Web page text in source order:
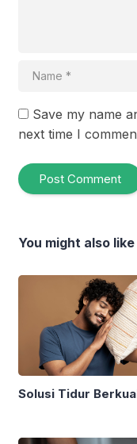
Save my name
next time I
You might also like
Solusi Tidur